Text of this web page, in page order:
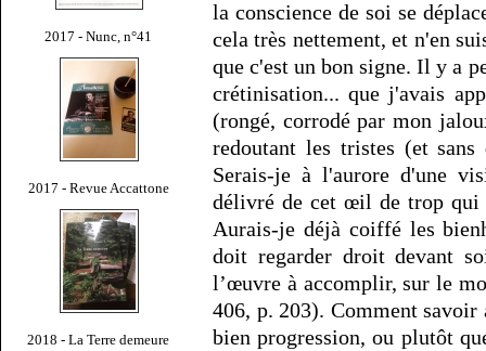
2017 - Nunc, n°41
2017 - Revue Accattone
2018 - La Terre demeure
la conscience de soi se
cela très nettement, et n'en
que c'est un bon signe. Il y a
crétinisation... que j'avais
(rongé, corrodé par mon
redoutant les tristes (et sans
Serais-je à l'aurore d'une
délivré de cet œil de trop qui
Aurais-je déjà coiffé les
doit regarder droit devant
l’œuvre à accomplir, sur le
406, p. 203). Comment
bien progression, ou plutôt